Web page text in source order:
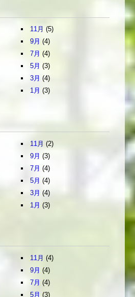
11月 (5)
9月 (4)
7月 (4)
5月 (3)
3月 (4)
1月 (3)
11月 (2)
9月 (3)
7月 (4)
5月 (4)
3月 (4)
1月 (3)
11月 (4)
9月 (4)
7月 (4)
5月 (3)